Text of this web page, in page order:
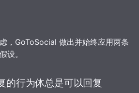
，GoToSocial 做出并始终应用两条
设。
的行为体总是可以回复